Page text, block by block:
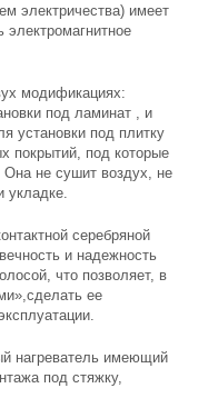
электричества) имеет
электромагнитное
модификациях:
под ламинат , и
установки под плитку
покрытий, под которые
Она не сушит воздух, не
укладке.
серебряной
и надежность
что позволяет, в
ее
нагреватель имеющий
под стяжку,